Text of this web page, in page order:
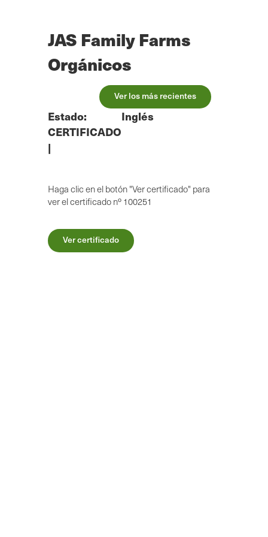
JAS Family Farms
Orgánicos
Ver los más recientes
Estado:
CERTIFICADO
|
Inglés
Haga clic en el botón "Ver certificado" para
ver el certificado nº 100251
Ver certificado